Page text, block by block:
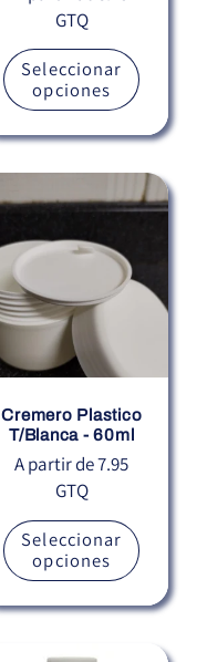
habitual
GTQ
Seleccionar
opciones
Cremero Plastico
T/Blanca - 60ml
Precio
habitual
A partir de 7.95
GTQ
Seleccionar
opciones